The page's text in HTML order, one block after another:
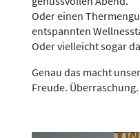
Oder einen
entspannten
Oder vielleicht sogar
Genau das macht
Freude.